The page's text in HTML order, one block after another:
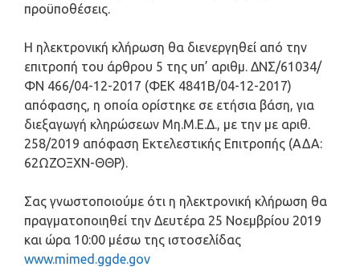
προϋποθέσεις.
Η ηλεκτρονική κλήρωση θα διενεργηθεί από την
επιτροπή του άρθρου 5 της υπ’ αριθμ. ΔΝΣ/61034/
ΦΝ 466/04-12-2017 (ΦΕΚ 4841Β/04-12-2017)
απόφασης, η οποία ορίστηκε σε ετήσια βάση, για
διεξαγωγή κληρώσεων Μη.Μ.Ε.Δ., με την με αριθ.
258/2019 απόφαση Εκτελεστικής Επιτροπής (ΑΔΑ:
62ΩΖΟΞΧΝ-ΘΘΡ).
Σας γνωστοποιούμε ότι η ηλεκτρονική κλήρωση θα
πραγματοποιηθεί την Δευτέρα 25 Νοεμβρίου 2019
και ώρα 10:00 μέσω της ιστοσελίδας
www.mimed.ggde.gov